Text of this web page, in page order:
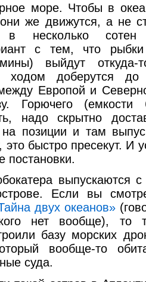
море. Чтобы в
же движутся, а не
несколько сотен
с тем, что
выйдут откуда-
ходом доберутся до
Европой и
Горючего (емкости
надо скрытно
позиции и там
это быстро пресекут. И
постановки.
выпускаются
Если вы
двух океанов»
нет вообще), то
базу морских
вообще-то
суда.